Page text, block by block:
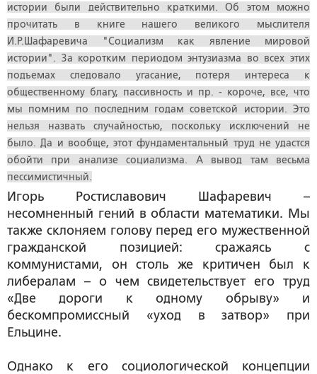
истории были действительно краткими. Об этом можно
прочитать в книге нашего великого мыслителя
И.Р.Шафаревича "Социализм как явление мировой
истории". За коротким периодом энтузиазма во всех этих
подъемах следовало угасание, потеря интереса к
общественному благу, пассивность и пр. - короче, все, что
мы помним по последним годам советской истории. Это
нельзя назвать случайностью, поскольку исключений не
было. Да и вообще, этот фундаментальный труд не удастся
обойти при анализе социализма. А вывод там весьма
пессимистичный.
Игорь Ростиславович Шафаревич –
несомненный гений в области математики. Мы
также склоняем голову перед его мужественной
гражданской позицией: сражаясь с
коммунистами, он столь же критичен был к
либералам – о чем свидетельствует его труд
«Две дороги к одному обрыву» и
бескомпромиссный «уход в затвор» при
Ельцине.
Однако к его социологической концепции